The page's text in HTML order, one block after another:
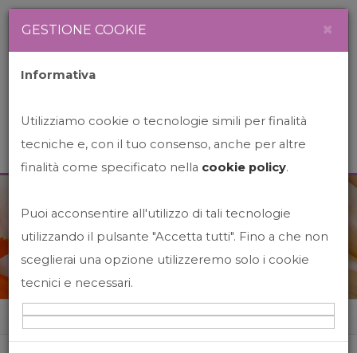
News&Events
Home News&events
GESTIONE COOKIE ×
Informativa
Utilizziamo cookie o tecnologie simili per finalità
tecniche e, con il tuo consenso, anche per altre
finalità come specificato nella cookie policy.
Puoi acconsentire all'utilizzo di tali tecnologie
utilizzando il pulsante "Accetta tutti". Fino a che non
sceglierai una opzione utilizzeremo solo i cookie
tecnici e necessari.